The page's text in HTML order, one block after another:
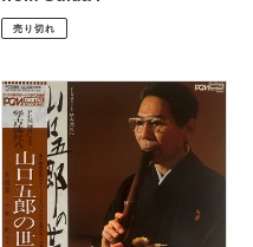
通
常
格
¥2,200
売り切れ
Goro
Yamaguchi
“Goro
Yamaguchi
No
Sekai”